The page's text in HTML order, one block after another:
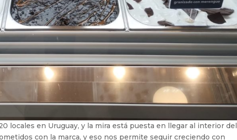
locales en Uruguay, y la mira está puesta en llegar al interior del
con la marca, y eso nos permite seguir creciendo con